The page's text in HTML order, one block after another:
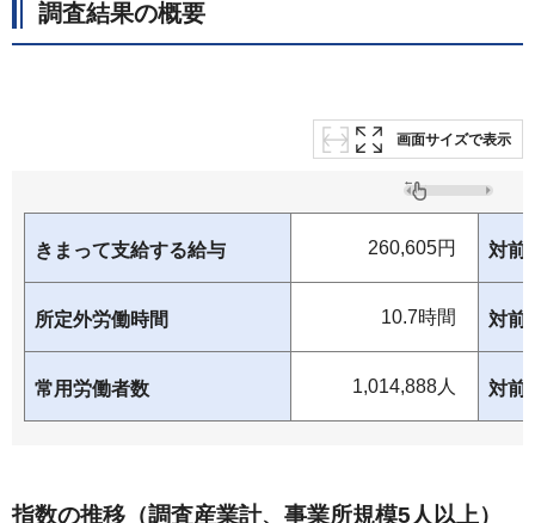
調査結果の概要
画面サイズで表示
きまって支給する給与 260,605円 対前
所定外労働時間 10.7時間 対前
常用労働者数 1,014,888人 対前
指数の推移（調査産業計、事業所規模5人以上）